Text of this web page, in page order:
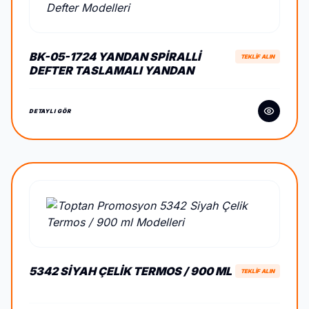
BK-05-1724 YANDAN SPIRALLI
DEFTER TASLAMALI YANDAN
TEKLİF ALIN
DETAYLI GÖR
5342 SIYAH ÇELIK TERMOS / 900 ML TEKLİF ALIN